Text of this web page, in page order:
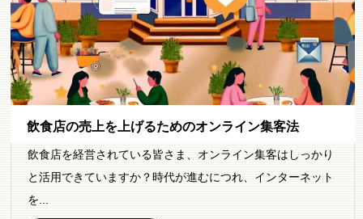
飲食店の売上を上げるためのオンライン集客法
飲食店を経営されている皆さま、オンライン集客はしっかり
と活用できていますか？時代が進むにつれ、インターネット
を...